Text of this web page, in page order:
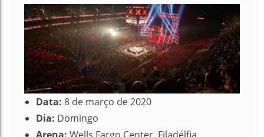
Data: 8 de março de 2020
Dia: Domingo
Arena: Wells Fargo Center, Filadélfia